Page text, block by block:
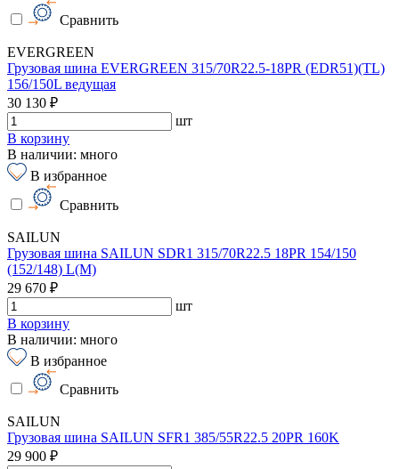
Сравнить
EVERGREEN
Грузовая шина EVERGREEN 315/70R22.5-18PR (EDR51)(TL)
156/150L ведущая
30 130 ₽
шт
В корзину
В наличии: много
В избранное
Сравнить
SAILUN
Грузовая шина SAILUN SDR1 315/70R22.5 18PR 154/150
(152/148) L(M)
29 670 ₽
шт
В корзину
В наличии: много
В избранное
Сравнить
SAILUN
Грузовая шина SAILUN SFR1 385/55R22.5 20PR 160K
29 900 ₽